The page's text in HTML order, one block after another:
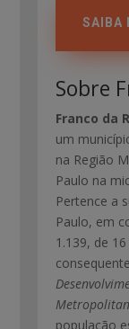
SAIBA
Sobre
Franco da
um
na Região
Paulo na
Pertence a
Paulo, em
1.139, de
população